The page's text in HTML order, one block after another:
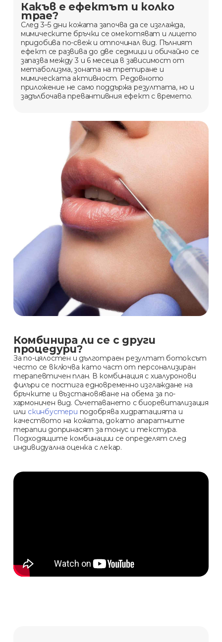
Какъв е ефектът и колко
трае?
След 3–5 дни кожата започва да се изглажда,
мимическите бръчки се омекотяват и лицето
придобива по-свеж и отпочинал вид. Пълният
ефект се развива до две седмици и обичайно се
запазва между 3 и 6 месеца в зависимост от
метаболизма, зоната на третиране и
мимическата активност. Редовното
приложение не само поддържа резултата, но и
задълбочава превантивния ефект с времето.
Комбинира ли се с други
процедури?
За по-цялостен и дълготраен резултат ботоксът
често се включва като част от персонализиран
терапевтичен план. В комбинация с хиалуронови
филъри се постига едновременно изглаждане на
бръчките и възстановяване на обема за по-
хармоничен вид. Съчетаването с биоревитализация
или скинбустери подобрява хидратацията и
качеството на кожата, докато апаратните
терапии допринасят за тонус и текстура.
Подходящите комбинации се определят след
индивидуална оценка с лекар.